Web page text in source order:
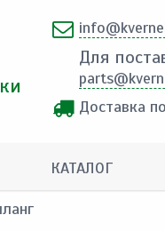
Для
Доставка
КАТАЛОГ